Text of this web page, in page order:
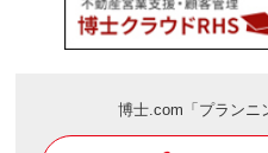
博士.com「プランニ